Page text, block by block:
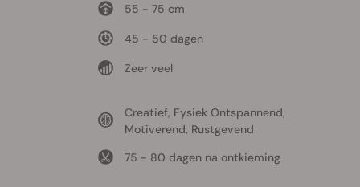
55 - 75 cm
45 - 50 dagen
Zeer veel
Creatief, Fysiek Ontspannend,
Motiverend, Rustgevend
75 - 80 dagen na ontkieming